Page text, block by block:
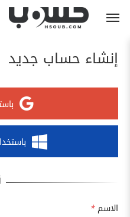
إنشاء حساب جديد
الاسم *